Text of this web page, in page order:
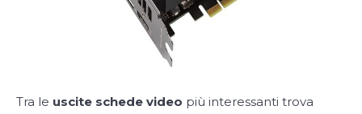
Tra le uscite schede video più interessanti trova